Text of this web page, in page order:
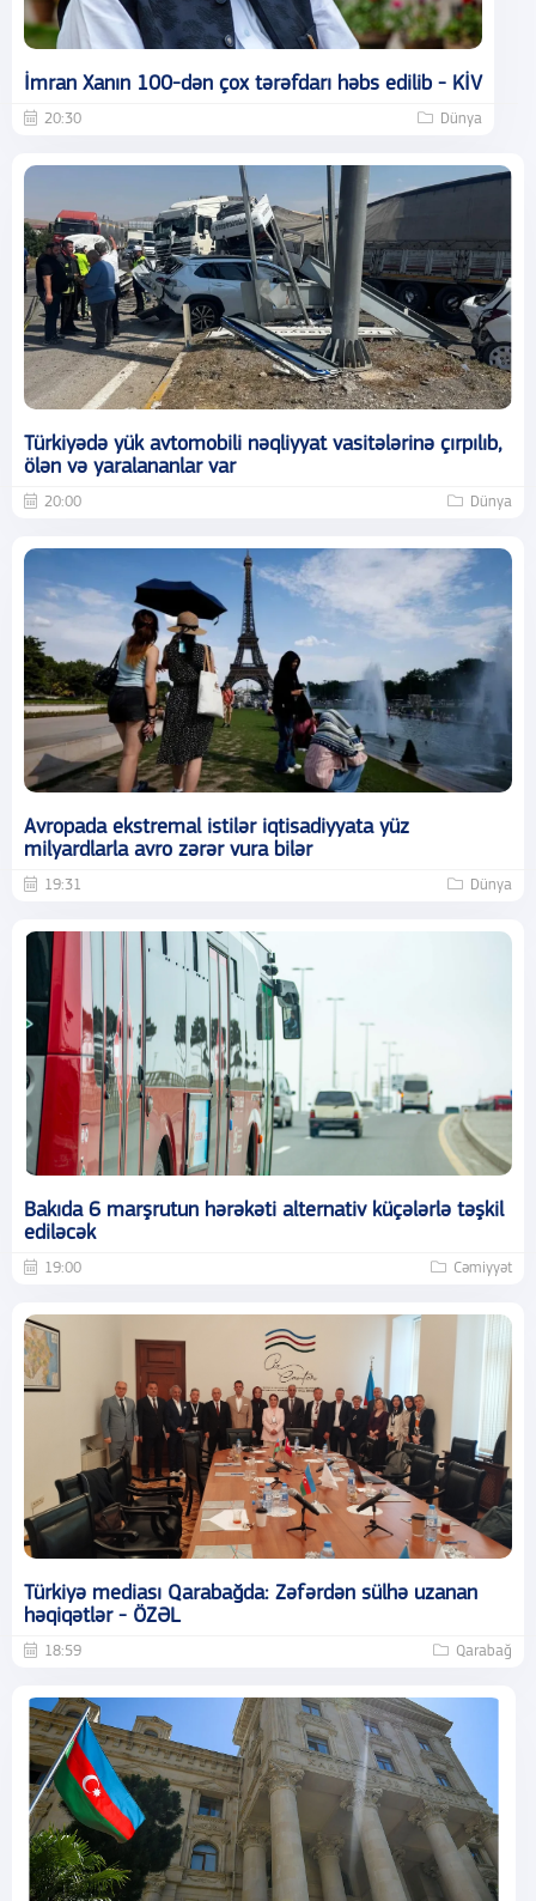
İmran Xanın 100-dən çox tərəfdarı həbs edilib - KİV
20:30 Dünya
Türkiyədə yük avtomobili nəqliyyat vasitələrinə çırpılıb,
ölən və yaralananlar var
20:00 Dünya
Avropada ekstremal istilər iqtisadiyyata yüz
milyardlarla avro zərər vura bilər
19:31 Dünya
Bakıda 6 marşrutun hərəkəti alternativ küçələrlə təşkil
ediləcək
19:00 Cəmiyyət
Türkiyə mediası Qarabağda: Zəfərdən sülhə uzanan
həqiqətlər - ÖZƏL
18:59 Qarabağ